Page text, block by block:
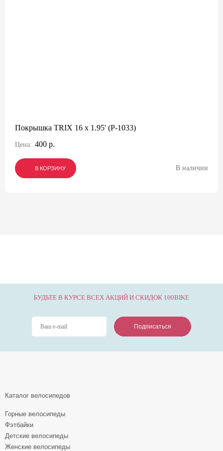
Покрышка TRIX 16 x 1.95' (P-1033)
Цена: 400 р.
В КОРЗИНУ
В КОРЗИНУ
В КОРЗИНУ В наличии
БУДЬТЕ В КУРСЕ ВСЕХ АКЦИЙ И СКИДОК 100BIKE
Подписаться
Подписаться
Подписаться
Каталог велосипедов
Горные велосипеды
Фэтбайки
Детские велосипеды
Женские велосипеды